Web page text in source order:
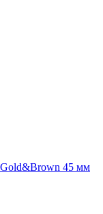
Gold&Brown 45 мм